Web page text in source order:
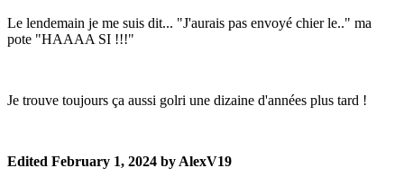
Le lendemain je me suis dit... "J'aurais pas envoyé chier le.." ma
pote "HAAAA SI !!!"
Je trouve toujours ça aussi golri une dizaine d'années plus tard !
Edited February 1, 2024 by AlexV19